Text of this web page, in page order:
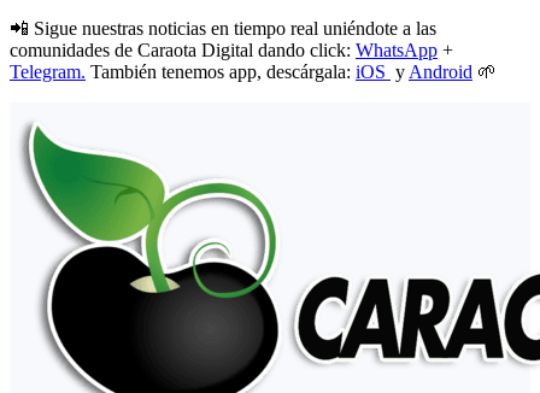
📲 Sigue nuestras noticias en tiempo real uniéndote a las
comunidades de Caraota Digital dando click: WhatsApp +
Telegram. También tenemos app, descárgala: iOS y Android 🌱